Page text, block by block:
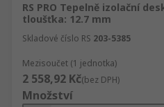
RS PRO Tepelně izolační
tloušťka: 12.7 mm
Skladové číslo RS 203-5385
Mezisoučet (1 jednotka)
2 558,92 Kč(bez DPH)
Množství